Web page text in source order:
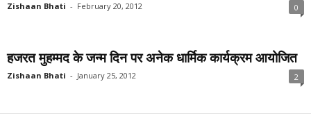
Zishaan Bhati - February 20, 2012 0
हजरत मुहम्मद के जन्म दिन पर अनेक धार्मिक कार्यक्रम आयोजित
Zishaan Bhati - January 25, 2012 2